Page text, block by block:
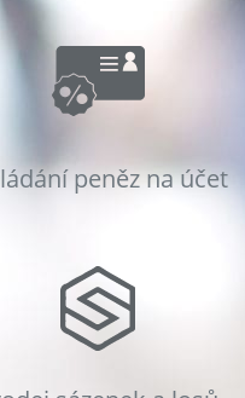
peněz na účet